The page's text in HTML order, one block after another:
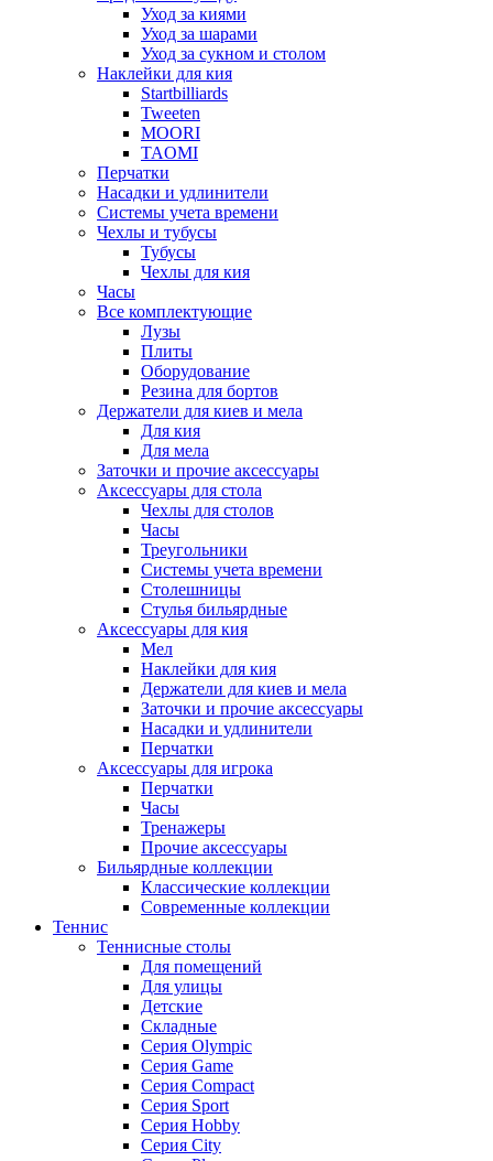
Уход за киями
Уход за шарами
Уход за сукном и столом
Наклейки для кия
Startbilliards
Tweeten
MOORI
TAOMI
Перчатки
Насадки и удлинители
Системы учета времени
Чехлы и тубусы
Тубусы
Чехлы для кия
Часы
Все комплектующие
Лузы
Плиты
Оборудование
Резина для бортов
Держатели для киев и мела
Для кия
Для мела
Заточки и прочие аксессуары
Аксессуары для стола
Чехлы для столов
Часы
Треугольники
Системы учета времени
Столешницы
Стулья бильярдные
Аксессуары для кия
Мел
Наклейки для кия
Держатели для киев и мела
Заточки и прочие аксессуары
Насадки и удлинители
Перчатки
Аксессуары для игрока
Перчатки
Часы
Тренажеры
Прочие аксессуары
Бильярдные коллекции
Классические коллекции
Современные коллекции
Теннис
Теннисные столы
Для помещений
Для улицы
Детские
Складные
Серия Olympic
Серия Game
Серия Compact
Серия Sport
Серия Hobby
Серия City